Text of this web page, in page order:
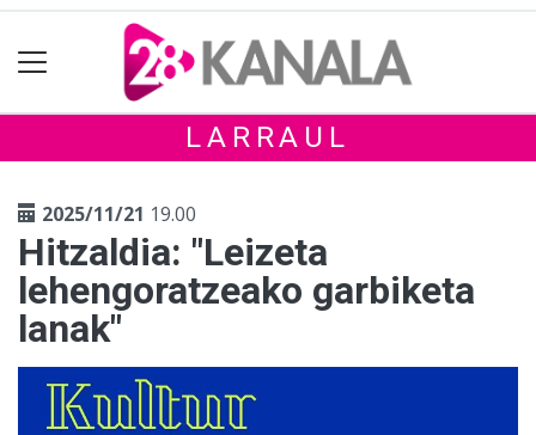
LARRAUL
2025/11/21 19.00
Hitzaldia: "Leizeta
lehengoratzeako garbiketa
lanak"